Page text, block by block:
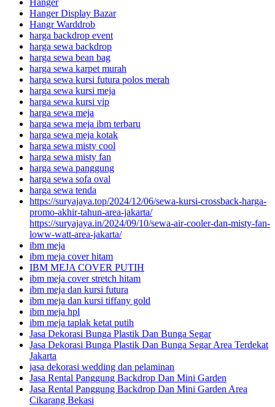
Hanger
Hanger Display Bazar
Hangr Warddrob
harga backdrop event
harga sewa backdrop
harga sewa bean bag
harga sewa karpet murah
harga sewa kursi futura polos merah
harga sewa kursi meja
harga sewa kursi vip
harga sewa meja
harga sewa meja ibm terbaru
harga sewa meja kotak
harga sewa misty cool
harga sewa misty fan
harga sewa panggung
harga sewa sofa oval
harga sewa tenda
https://suryajaya.top/2024/12/06/sewa-kursi-crossback-harga-
promo-akhir-tahun-area-jakarta/
https://suryajaya.in/2024/09/10/sewa-air-cooler-dan-misty-fan-
loww-watt-area-jakarta/
ibm meja
ibm meja cover hitam
IBM MEJA COVER PUTIH
ibm meja cover stretch hitam
ibm meja dan kursi futura
ibm meja dan kursi tiffany gold
ibm meja hpl
ibm meja taplak ketat putih
Jasa Dekorasi Bunga Plastik Dan Bunga Segar
Jasa Dekorasi Bunga Plastik Dan Bunga Segar Area Terdekat
Jakarta
jasa dekorasi wedding dan pelaminan
Jasa Rental Panggung Backdrop Dan Mini Garden
Jasa Rental Panggung Backdrop Dan Mini Garden Area
Cikarang Bekasi